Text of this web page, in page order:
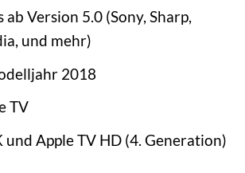
Version 5.0 (Sony, Sharp,
und mehr)
2018
TV
und Apple TV HD (4. Generation)